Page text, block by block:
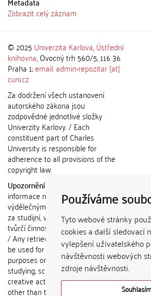
Používáme
Tyto webové stránky
cookies a další sledovací
vylepšení uživatelského
návštěvnosti webových
zdroje návštěvnosti.
Zobrazit celý záznam
© 2025 Univerzita Karlova,Ústřední
knihovna, Ovocný trh 560/5, 116 36
Praha 1;email: admin-repozitar [at]
cuni.cz
Za dodržení všech ustanovení
autorského zákona jsou
zodpovědné jednotlivé složky
Univerzity Karlovy. / Each
constituent part of Charles
University is responsible for
adherence to all provisions of the
copyright law.
Upozornění / Notice:
informace nemohou být použity k
výdělečným účelům nebo vydávány
za studijní, vědeckou nebo jinou
tvůrčí činnost jiné osoby než autora.
/ Any retrieved information shall not
be used for any commercial
purposes or claimed as results of
studying, scientific or any other
creative activities of any person
other than the author.